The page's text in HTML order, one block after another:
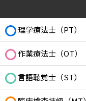
理学療法士（PT）
作業療法士（OT）
言語聴覚士（ST）